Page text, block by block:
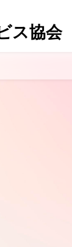
ス協会